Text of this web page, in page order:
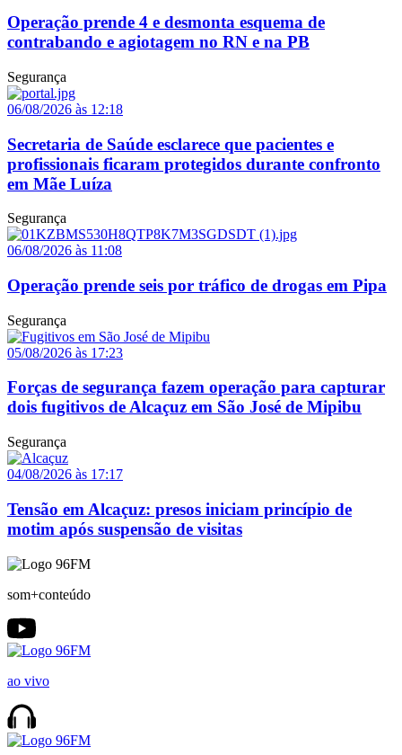
Operação prende 4 e desmonta esquema de
contrabando e agiotagem no RN e na PB
Segurança
06/08/2026 às 12:18
Secretaria de Saúde esclarece que pacientes e
profissionais ficaram protegidos durante confronto
em Mãe Luíza
Segurança
06/08/2026 às 11:08
Operação prende seis por tráfico de drogas em Pipa
Segurança
05/08/2026 às 17:23
Forças de segurança fazem operação para capturar
dois fugitivos de Alcaçuz em São José de Mipibu
Segurança
04/08/2026 às 17:17
Tensão em Alcaçuz: presos iniciam princípio de
motim após suspensão de visitas
som+conteúdo
ao vivo